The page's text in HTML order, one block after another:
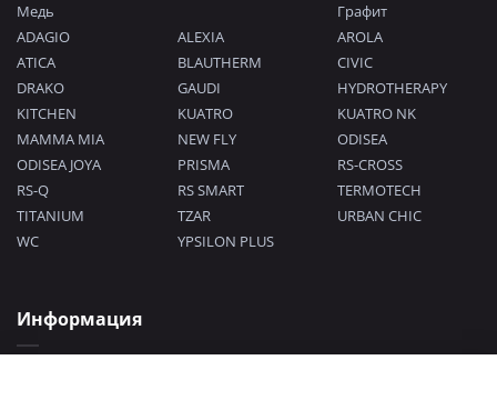
Медь
Графит
ADAGIO
ALEXIA
AROLA
ATICA
BLAUTHERM
CIVIC
DRAKO
GAUDI
HYDROTHERAPY
KITCHEN
KUATRO
KUATRO NK
MAMMA MIA
NEW FLY
ODISEA
ODISEA JOYA
PRISMA
RS-CROSS
RS-Q
RS SMART
TERMOTECH
TITANIUM
TZAR
URBAN CHIC
WC
YPSILON PLUS
Информация